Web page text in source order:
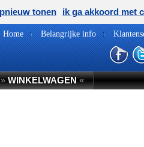
Home Belangrijke info
»WINKELWAGEN«
tonen ik ga akkoord met